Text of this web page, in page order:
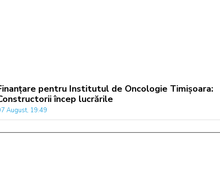
pentru Institutul de Oncologie Timișoara:
încep lucrările
August, 19:49